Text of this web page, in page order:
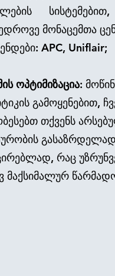
მონაცემთა
APC, Uniflair;
ოპტიმიზაცია:
გამოყენებით,
თქვენს
რაც
მაქსიმალურ